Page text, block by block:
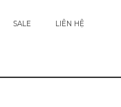
SALE LIÊN HỆ